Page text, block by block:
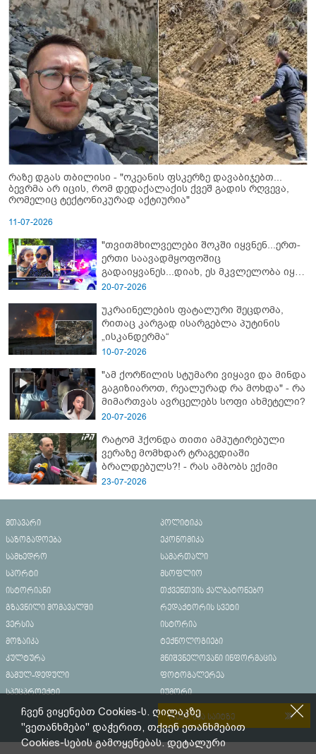
რაზე დგას თბილისი - "ოკეანის ფსკერზე დავაბიჯებთ...
ბევრმა არ იცის, რომ დედაქალაქის ქვეშ გადის რღვევა,
რომელიც ტექტონიკურად აქტიურია"
11-07-2026
"თვითმხილველები შოკში იყვნენ...ერთ-
ერთი საავადმყოფოშიც
გადაიყვანეს...დიახ, ეს მკვლელობა იყო"
- გორში დატრიალებული ტრაგედიის
20-07-2026
უკრაინელების ფატალური შეცდომა,
რითაც კარგად ისარგებლა პუტინის
„ისკანდერმა“
10-07-2026
"ამ ქორწილის სტუმარი ვიყავი და მინდა
გაგიზიაროთ, რეალურად რა მოხდა" - რა
მიმართვას ავრცელებს სოფი ახმეტელი?
20-07-2026
რატომ ჰქონდა თითი ამპუტირებული
ვერაზე მომხდარ ტრაგედიაში
ბრალდებულს?! - რას ამბობს ექიმი
23-07-2026
მთავარი
პოლიტიკა
საზოგადოება
ეკონომიკა
სამხედრო
სამართალი
სპორტი
მსოფლიო
ისტორიანი
თქვენთვის ქალბატონებო
გზავნილი მომავალში
რედაქტორის სვეტი
ვერსია
ისტორია
მოზაიკა
ტექნოლოგიები
კულტურა
მნიშვნელოვანი ინფორმაცია
მამულ-დედული
ფოტოგალერეა
სპეცპროექტი
იუმორი
რეკლამა საიტზე
ჩვენ ვიყენებთ Cookies-ს. ღილაკზე
"ვეთანხმები" დაჭერით, თქვენ ეთანხმებით
Cookies-სების გამოყენებას. დეტალური